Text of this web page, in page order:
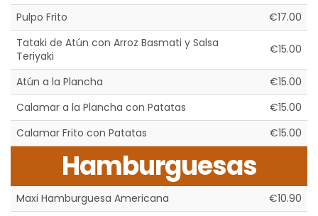
Pulpo Frito
€17.00
Tataki de Atún con Arroz Basmati y Salsa
Teriyaki
€15.00
Atún a la Plancha
€15.00
Calamar a la Plancha con Patatas
€15.00
Calamar Frito con Patatas
€15.00
Hamburguesas
Maxi Hamburguesa Americana
€10.90